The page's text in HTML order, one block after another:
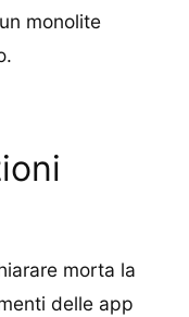
monolite
morta la
delle app